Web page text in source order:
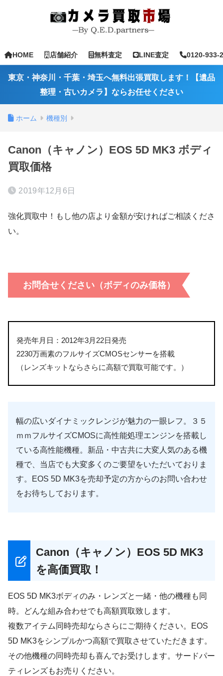
HOME 店舗紹介 無料査定 LINE査定 0120-933-
東京・神奈川・千葉・埼玉へ無料出張買取します！【遺品
整理・古いカメラ】ならお任せください
ホーム 機種別
Canon（キャノン）EOS 5D MK3 ボディ
買取価格
2019年12月6日
強化買取中！もし他の店より金額が安ければご相談くださ
い。
お問合せください（ボディのみ価格）
発売年月日：2012年3月22日発売
2230万画素のフルサイズCMOSセンサーを搭載
（レンズキットならさらに高額で買取可能です。）
幅の広いダイナミックレンジが魅力の一眼レフ。３５
ｍｍフルサイズCMOSに高性能処理エンジンを搭載し
ている高性能機種。新品・中古共に大変人気のある機
種で、当店でも大変多くのご要望をいただいておりま
す。EOS 5D MK3を売却予定の方からのお問い合わせ
をお待ちしております。
Canon（キャノン）EOS 5D MK3
を高価買取！
EOS 5D MK3ボディのみ・レンズと一緒・他の機種も同
時。どんな組み合わせでも高額買取致します。
複数アイテム同時売却ならさらにご期待ください。EOS
5D MK3をシンプルかつ高額で買取させていただきます。
その他機種の同時売却も喜んでお受けします。サードパー
ティレンズもお売りください。